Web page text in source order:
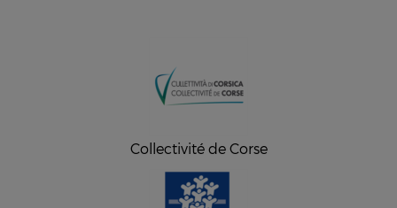
Collectivité de Corse